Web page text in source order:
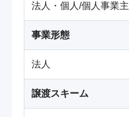
法人・個人/個人事業主
事業形態
法人
譲渡スキーム